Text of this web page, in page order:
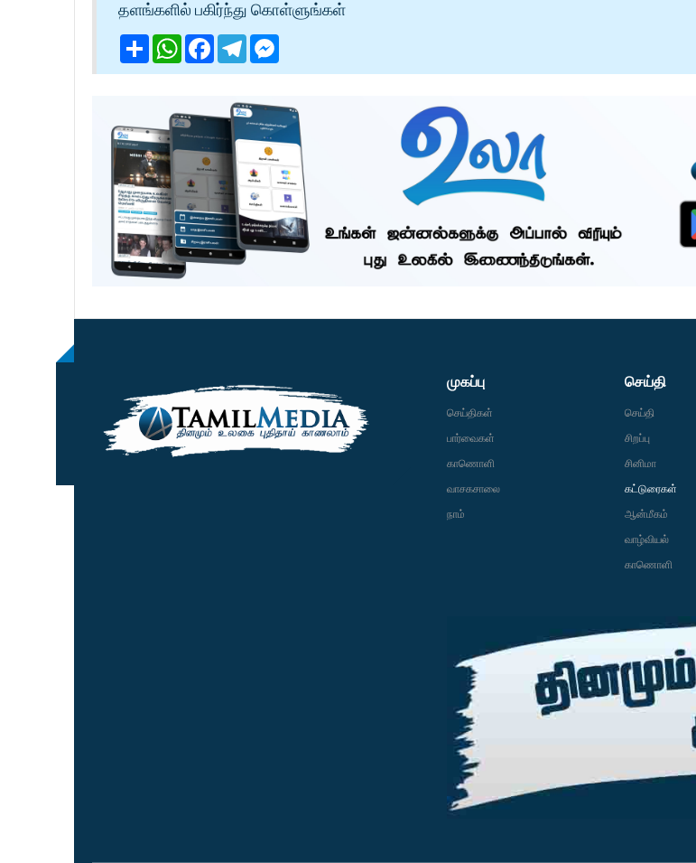
தளங்களில் பகிர்ந்து கொள்ளுங்கள்
ShareWhatsApp
Facebook
Telegram
முகப்பு
செய்திகள்
பார்வைகள்
காணொளி
வாசகசாலை
நாம்
செய்தி
செய்தி
சிறப்பு
சினிமா
கட்டுரைகள்
ஆன்மீகம்
வாழ்வியல்
காணொளி